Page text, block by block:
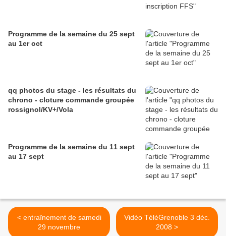
Programme de la semaine du 25 sept
au 1er oct
qq photos du stage - les résultats du
chrono - cloture commande groupée
rossignol/KV+/Vola
Programme de la semaine du 11 sept
au 17 sept
< entraînement de samedi
29 novembre
Vidéo TéléGrenoble 3 déc.
2008 >